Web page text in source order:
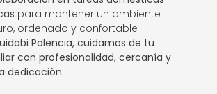
para mantener un ambiente
ordenado y confortable
Palencia, cuidamos de tu
con profesionalidad, cercanía y
dedicación.